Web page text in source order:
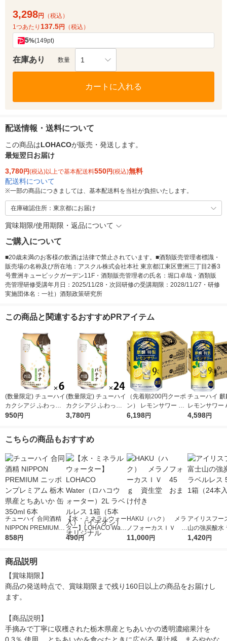
3,298円
（税込）
1つあたり 137.5円 （税込）
5%(149pt)
在庫あり 数量 1
カートに入れる
配送情報・送料について
この商品はLOHACOが販売・発送します。
最短翌日お届け
3,780円(税込)以上で基本配送料550円(税込)無料
配送料について
※一部の商品につきましては、基本配送料を当社が負担いたします。
在庫確認住所：東京都にお届け
賞味期限/使用期限・返品について
ご購入について
■20歳未満のお客様の飲酒は法律で禁止されています。■酒類販売管理者標識・
販売場の名称及び所在地：アスクル株式会社本社 東京都江東区豊洲三丁目2番3
号豊洲キュービックガーデン11F・酒類販売管理者の氏名：堀口卓哉・酒類販
売管理研修受講年月日：2025/11/28・次回研修の受講期限：2028/11/27・研修
実施団体名：一社）酒類政策研究所
この商品と関連するおすすめPRアイテム
(数量限定) チューハイ
カクシアジ ふわっと
バナナ 缶 350ml 6本
950円
(数量限定) チューハイ
カクシアジ ふわっと
バナナ 缶 350ml 1ケ
3,780円
（先着順200円クーポ
ン） レモンサワー チ
ューハイ 麒麟特製 レ
6,198円
チューハイ 麒
レモンサワー
500ml 24本
4,598円
こちらの商品もおすすめ
チューハイ 合同酒精
NIPPON PREMIUM
ニッポンプレミアム
858円
【水・ミネラルウォー
ター】LOHACO Wate
r（ロハコウォータ
490円
HAKU（ハク） メラ
ノフォーカスＩＶ 4
5ｇ 資生堂 おまけ
11,000円
アイリスフー
山の強炭酸水
レス 500ml 1
1,420円
商品説明
【賞味期限】
商品の発送時点で、賞味期限まで残り160日以上の商品をお届けし
ます。
【商品説明】
手摘みで丁寧に収穫された栃木県産とちあいかの透明濃縮果汁を